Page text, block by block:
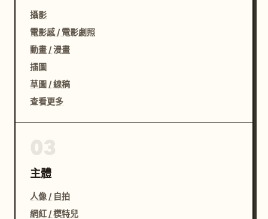
攝影
電影感 / 電影劇照
動畫 / 漫畫
插圖
草圖 / 線稿
查看更多
主體
人像 / 自拍
網紅 / 模特兒